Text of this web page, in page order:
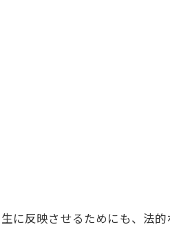
反映させるためにも、法